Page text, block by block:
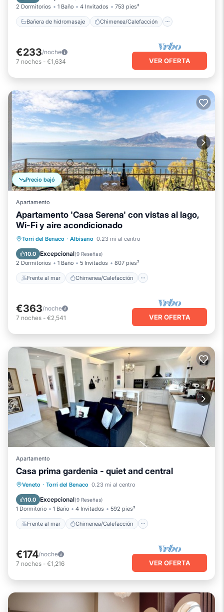
2 Dormitorios 1 Baño 4 Invitados 753 pies²
Bañera de hidromasaje Chimenea/Calefacción
€233/noche
7 noches - €1,634 VER OFERTA
Precio bajó
Apartamento
Apartamento 'Casa Serena' con vistas al lago,
Wi-Fi y aire acondicionado
Torri del Benaco · Albisano 0.23 mi al centro
10.0 Excepcional(9 Reseñas)
2 Dormitorios 1 Baño 5 Invitados 807 pies²
Frente al mar Chimenea/Calefacción
Frente al mar
Chimenea/Calefacción
Vista al mar
€363/noche
7 noches - €2,541 VER OFERTA
Apartamento
Casa prima gardenia - quiet and central
Veneto · Torri del Benaco 0.23 mi al centro
10.0 Excepcional(9 Reseñas)
1 Dormitorio 1 Baño 4 Invitados 592 pies²
Frente al mar Chimenea/Calefacción
Frente al mar
Chimenea/Calefacción
Vista al mar
€174/noche
7 noches - €1,216 VER OFERTA